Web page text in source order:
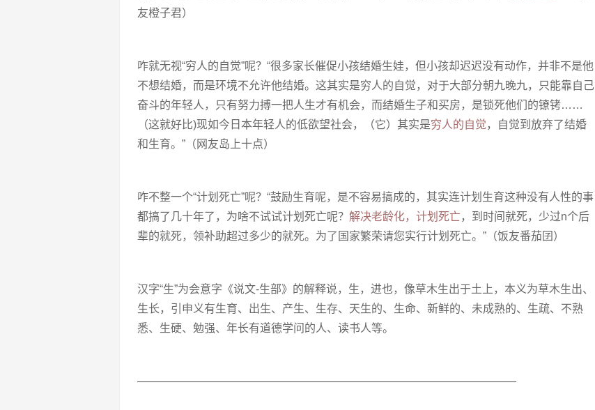
友橙子君）
咋就无视“穷人的自觉”呢？“很多家长催促小孩结婚生娃，但小孩却迟迟没有动作，并非不是他
不想结婚，而是环境不允许他结婚。这其实是穷人的自觉，对于大部分朝九晚九，只能靠自己
奋斗的年轻人，只有努力搏一把人生才有机会，而结婚生子和买房，是锁死他们的镣铐……
（这就好比)现如今日本年轻人的低欲望社会，（它）其实是穷人的自觉 ，自觉到放弃了结婚
和生育。”（网友岛上十点）
咋不整一个“计划死亡”呢？“鼓励生育呢，是不容易搞成的，其实连计划生育这种没有人性的事
都搞了几十年了，为啥不试试计划死亡呢？ 解决老龄化，计划死亡 ，到时间就死，少过n个后
辈的就死，领补助超过多少的就死。为了国家繁荣请您实行计划死亡。”（饭友番茄囝）
汉字“生”为会意字《说文-生部》的解释说，生，进也，像草木生出于土上，本义为草木生出、
生长，引申义有生育、出生、产生、生存、天生的、生命、新鲜的、未成熟的、生疏、不熟
悉、生硬、勉强、年长有道德学问的人、读书人等。
——————————————————————————————————